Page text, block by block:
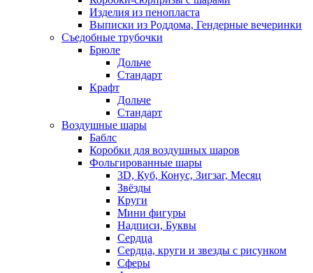
Изделия из пенопласта
Выписки из Роддома, Гендерные вечеринки
Съедобные трубочки
Брюле
Дольче
Стандарт
Крафт
Дольче
Стандарт
Воздушные шары
Баблс
Коробки для воздушных шаров
Фольгированные шары
3D, Куб, Конус, Зигзаг, Месяц
Звёзды
Круги
Мини фигуры
Надписи, Буквы
Сердца
Сердца, круги и звезды с рисунком
Сферы